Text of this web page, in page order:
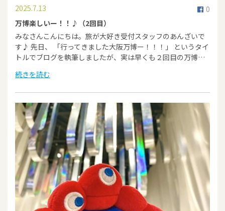
0
2025.7.13
万博楽しいー！！♪（2回目）
みなさんこんにちは。旅が大好き受付スタッフのあんざいで
す♪ 先日、 「行ってきました大阪万博ー！！！」 というタイ
トルでブログを執筆しましたが、実は早くも２回目の万博…
続きを読む